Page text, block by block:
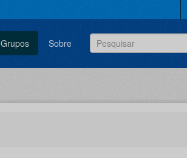
Grupos Sobre